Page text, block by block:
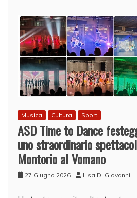
Musica Cultura Sport
ASD Time to Dance
uno straordinario
Montorio al Vomano
27 Giugno 2026 Lisa Di Giovanni